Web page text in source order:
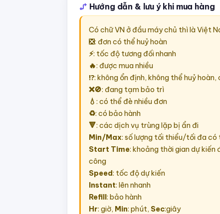
Hướng dẫn & lưu ý khi mua hàng
Có chữ VN ở đầu máy chủ thì là Việt
❎: đơn có thể huỷ hoàn
⚡: tốc độ tương đối nhanh
🔥: được mua nhiều
⁉️: không ổn định, không thể huỷ hoàn,
❌🚫: đang tạm bảo trì
💧 : có thể đè nhiều đơn
♻️: có bảo hành
🔻: các dịch vụ trùng lặp bị ẩn đi
Min/Max: số lượng tối thiểu/tối đa có
Start Time: khoảng thời gian dự kiến
công
Speed: tốc độ dự kiến
Instant: lên nhanh
Refill: bảo hành
Hr: giờ, Min: phút, Sec:giây